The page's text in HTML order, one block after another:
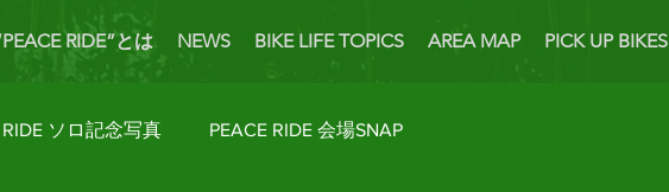
RIDE”とは NEWS BIKE LIFE TOPICS AREA MAP PICK UP BIKES
RIDE ソロ記念写真 PEACE RIDE 会場SNAP